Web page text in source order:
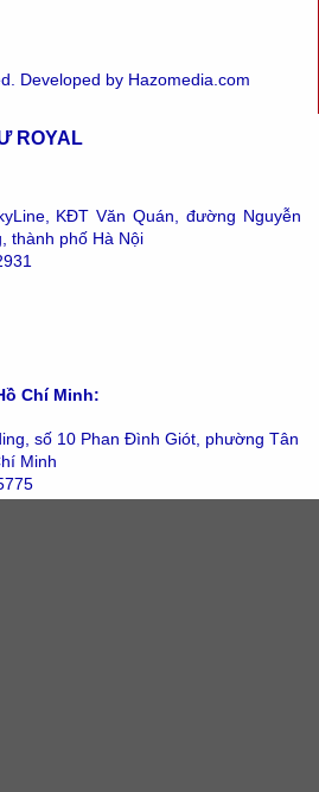
Developed by Hazomedia.com
ROYAL
KĐT Văn Quán, đường Nguyễn
thành phố Hà Nội
Chí Minh:
số 10 Phan Đình Giót, phường Tân
Minh